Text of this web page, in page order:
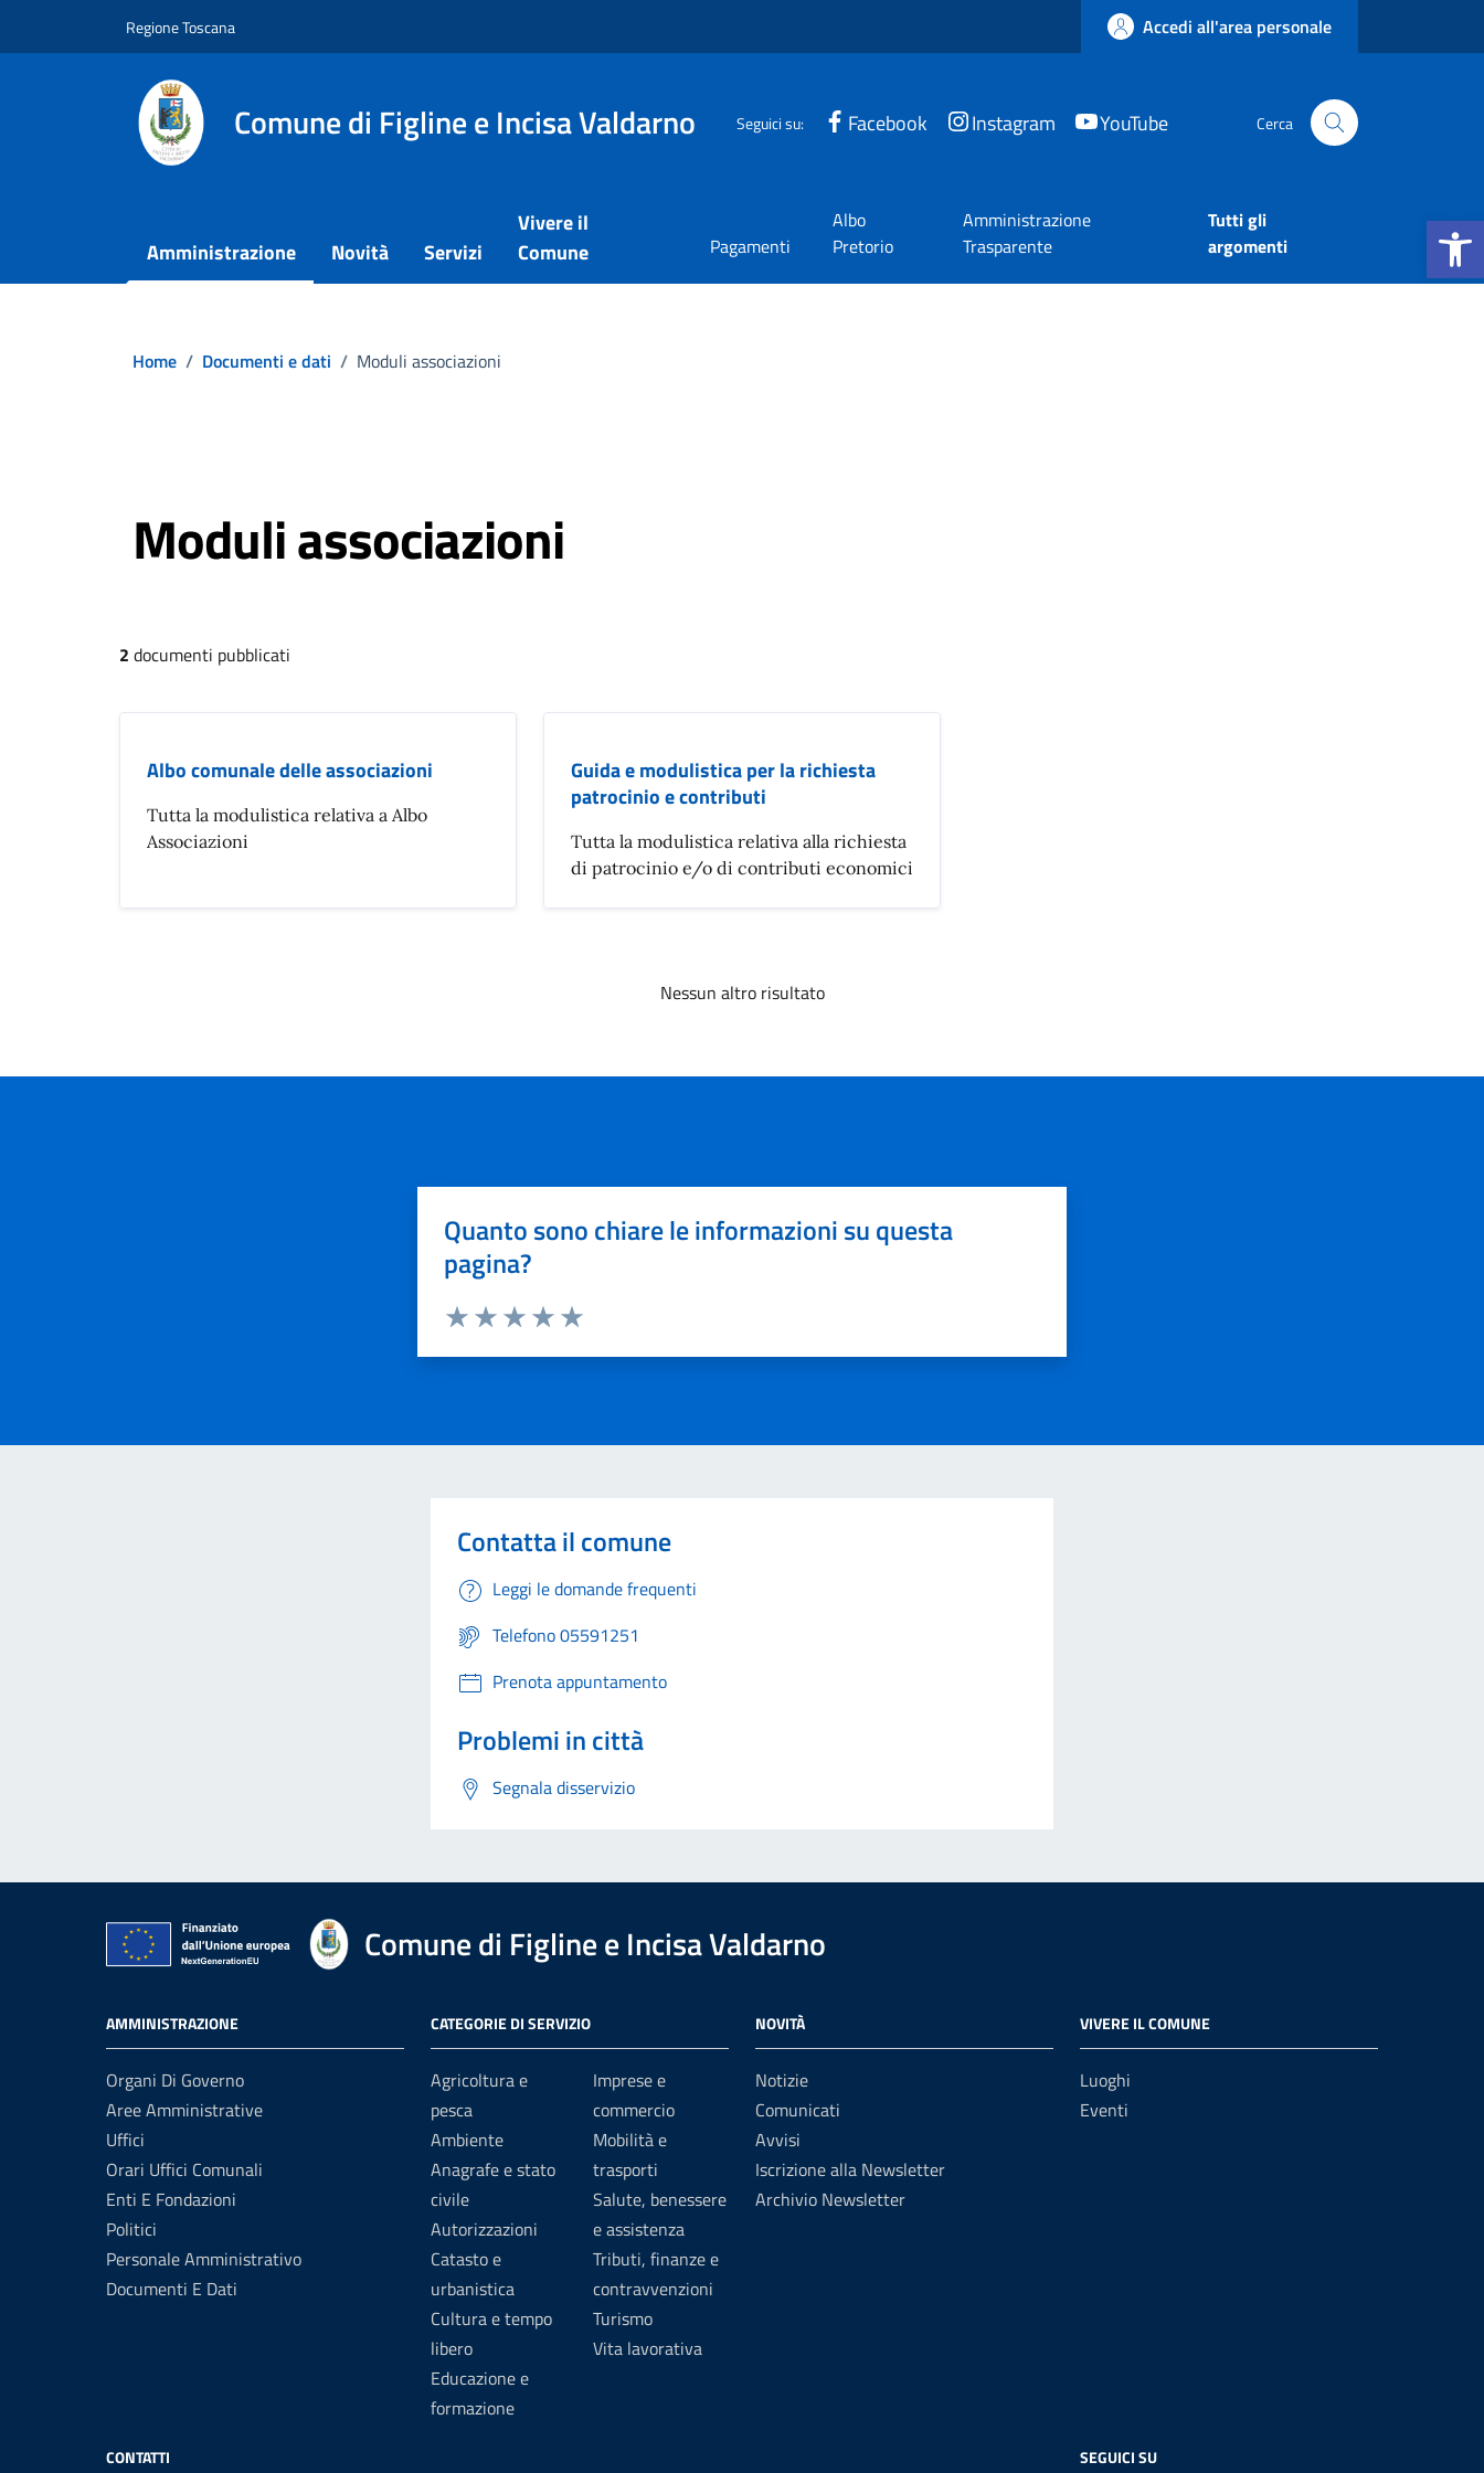
Apri la
Regione Toscana Accedi all'area personale
Comune di Figline e Incisa Valdarno Seguici su: Facebook Instagram YouTube Cerca
Amministrazione Novità Servizi
Vivere il
Comune
Pagamenti
Albo
Pretorio
Amministrazione
Trasparente
Tutti gli
argomenti
Home / Documenti e dati / Moduli associazioni
Moduli associazioni
2 documenti pubblicati
Albo comunale delle associazioni
Tutta la modulistica relativa a Albo
Associazioni
Guida e modulistica per la richiesta
patrocinio e contributi
Tutta la modulistica relativa alla richiesta
di patrocinio e/o di contributi economici
Nessun altro risultato
Quanto sono chiare le informazioni su questa
pagina?
Contatta il comune
Leggi le domande frequenti
Telefono 05591251
Prenota appuntamento
Problemi in città
Segnala disservizio
Comune di Figline e Incisa Valdarno
AMMINISTRAZIONE
Organi Di Governo
Aree Amministrative
Uffici
Orari Uffici Comunali
Enti E Fondazioni
Politici
Personale Amministrativo
Documenti E Dati
CATEGORIE DI SERVIZIO
Agricoltura e
pesca
Ambiente
Anagrafe e stato
civile
Autorizzazioni
Catasto e
urbanistica
Cultura e tempo
libero
Educazione e
formazione
Imprese e
commercio
Mobilità e
trasporti
Salute, benessere
e assistenza
Tributi, finanze e
contravvenzioni
Turismo
Vita lavorativa
NOVITÀ
Notizie
Comunicati
Avvisi
Iscrizione alla Newsletter
Archivio Newsletter
VIVERE IL COMUNE
Luoghi
Eventi
CONTATTI SEGUICI SU